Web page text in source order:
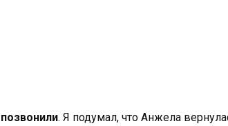
. Я подумал, что Анжела